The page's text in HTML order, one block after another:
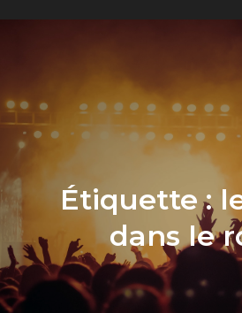
Étiquette :
dans le